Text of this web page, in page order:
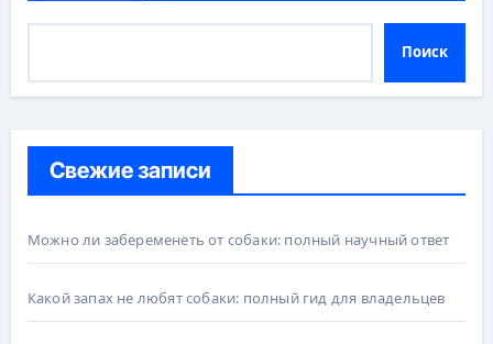
Поиск
Свежие записи
Можно ли забеременеть от собаки: полный научный ответ
Какой запах не любят собаки: полный гид для владельцев